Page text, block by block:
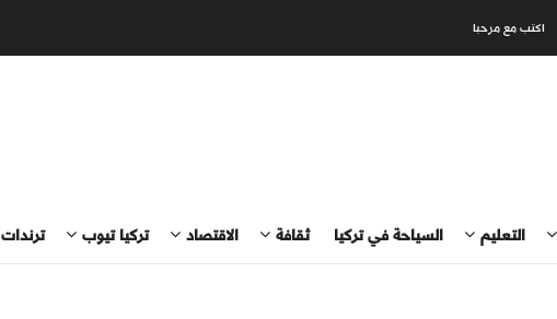
اكتب مع مرحبا
التعليم السياحة في تركيا ثقافة الاقتصاد تركيا تيوب ترندات